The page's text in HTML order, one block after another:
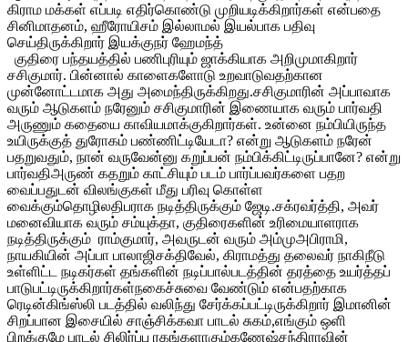
கிராம மக்கள் எப்படி எதிர்கொண்டு முறியடிக்கிறார்கள் என்பதை
சினிமாதனம், ஹீரோயிசம் இல்லாமல் இயல்பாக பதிவு
செய்திருக்கிறார் இயக்குநர் ஹேமந்த்
குதிரை பந்தயத்தில் பணிபுரியும் ஜாக்கியாக அறிமுமாகிறார்
சசிகுமார். பின்னால் காளைகளோடு உறவாடுவதற்கான
முன்னோட்டமாக அது அமைந்திருக்கிறது.சசிகுமாரின் அப்பாவாக
வரும் ஆடுகளம் நரேனும் சசிகுமாரின் இணையாக வரும் பார்வதி
அருணும் கதையை காவியமாக்குகிறார்கள். உன்னை நம்பியிருந்த
உயிருக்குத் துரோகம் பண்ணிட்டியேடா? என்று ஆடுகளம் நரேன்
பதறுவதும், நான் வருவேன்னு கறுப்பன் நம்பிக்கிட்டிருப்பானே? என்று
பார்வதிஅருண் கதறும் காட்சியும் படம் பார்ப்பவர்களை பதற
வைப்பதுடன் விலங்குகள் மீது பரிவு கொள்ள
வைக்கும்தொழிலதிபராக நடித்திருக்கும் ஜேடி.சக்ரவர்த்தி, அவர்
மனைவியாக வரும் சம்யுக்தா, குதிரைகளின் உரிமையாளராக
நடித்திருக்கும் ராம்குமார், அவருடன் வரும் அம்முஅபிராமி,
நாயகியின் அப்பா பாலாஜிசக்திவேல், கிராமத்து தலைவர் நாகிநீடு
உள்ளிட்ட நடிகர்கள் தங்களின் நடிப்பால்படத்தின் தரத்தை உயர்த்தப்
பாடுபட்டிருக்கிறார்கள்நகைச்சுவை வேண்டும் என்பதற்காக
ரெடின்கிங்ஸ்லி படத்தில் வலிந்து சேர்க்கப்பட்டிருக்கிறார் இமானின்
சிறப்பான இசையில் சாஞ்சிக்கவா பாடல் சுகம்,எங்கும் ஒளி
பிறக்குமே பாடல் சிலிர்ப்பு ரகங்களாகும்கணேஷ்சந்திராவின்